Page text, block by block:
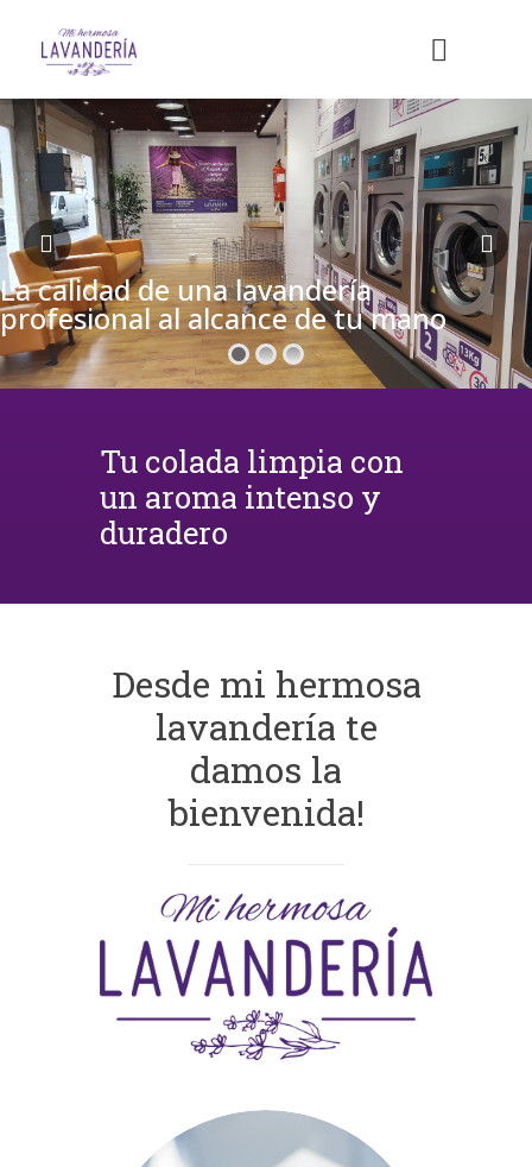
La calidad de una lavandería
profesional al alcance de tu mano
Tu colada limpia con
un aroma intenso y
duradero
Desde mi hermosa
lavandería te
damos la
bienvenida!